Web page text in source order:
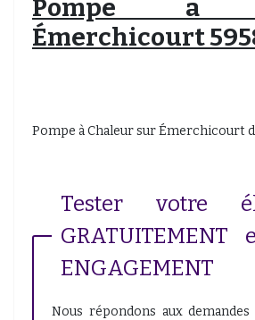
Pompe a
Émerchicourt
Pompe à Chaleur sur Émerchicourt
Tester votre
GRATUITEMENT
ENGAGEMENT
Nous répondons aux